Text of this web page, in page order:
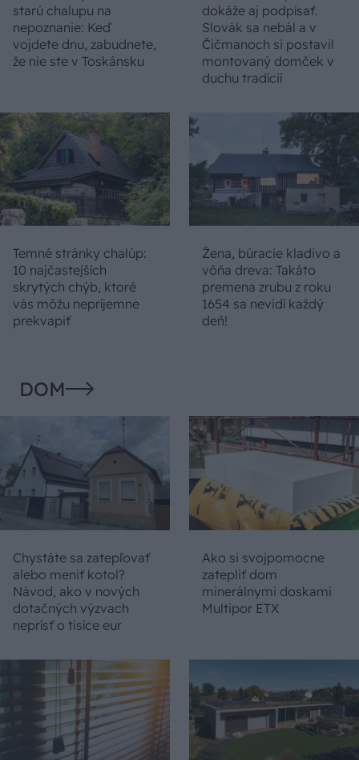
starú chalupu na
nepoznanie: Keď
vojdete dnu, zabudnete,
že nie ste v Toskánsku
dokáže aj podpísať.
Slovák sa nebál a v
Čičmanoch si postavil
montovaný domček v
duchu tradícií
Temné stránky chalúp:
10 najčastejších
skrytých chýb, ktoré
vás môžu nepríjemne
prekvapiť
Žena, búracie kladivo a
vôňa dreva: Takáto
premena zrubu z roku
1654 sa nevidí každý
deň!
DOM
Chystáte sa zatepľovať
alebo meniť kotol?
Návod, ako v nových
dotačných výzvach
neprísť o tisíce eur
Ako si svojpomocne
zatepliť dom
minerálnymi doskami
Multipor ETX